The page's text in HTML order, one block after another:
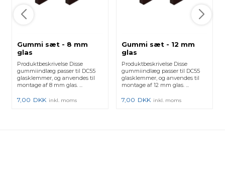
Gummi sæt - 8 mm
glas
Produktbeskrivelse Disse
gummiindlæg passer til DC55
glasklemmer, og anvendes til
montage af 8 mm glas. ...
7,00 DKK inkl. moms
Gummi sæt - 12 mm
glas
Produktbeskrivelse Disse
gummiindlæg passer til DC55
glasklemmer, og anvendes til
montage af 12 mm glas. ...
7,00 DKK inkl. moms